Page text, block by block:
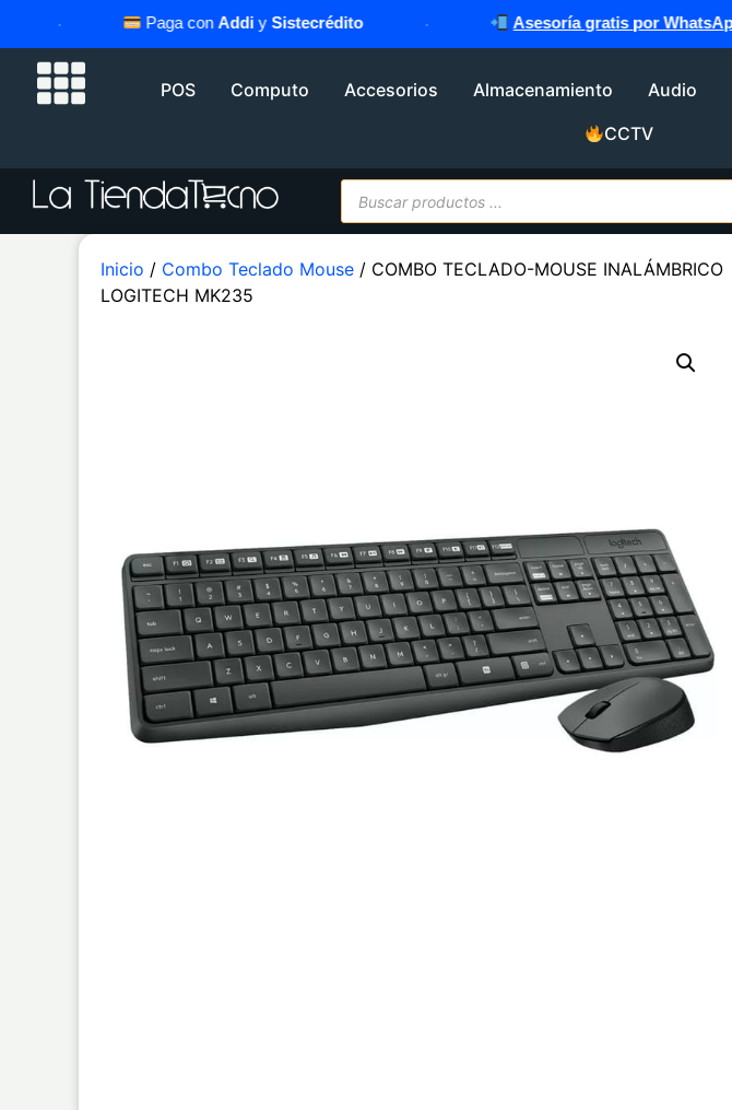
Paga conAddi ySistecrédito Asesoría gratis por WhatsApp
POS Computo Accesorios Almacenamiento Audio
CCTV
Inicio / Combo Teclado Mouse / COMBO TECLADO-MOUSE INALÁMBRICO
LOGITECH MK235